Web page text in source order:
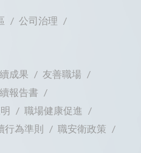
公司治理
成果
友善職場
報告書
職場健康促進
行為準則 職安衛政策